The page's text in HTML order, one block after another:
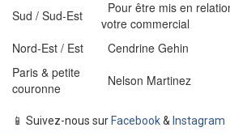
Sud / Sud-Est
Pour être mis en
votre commercial
Nord-Est / Est
Cendrine Gehin
Paris & petite
couronne
Nelson Martinez
📱 Suivez-nous sur Facebook& Instagram